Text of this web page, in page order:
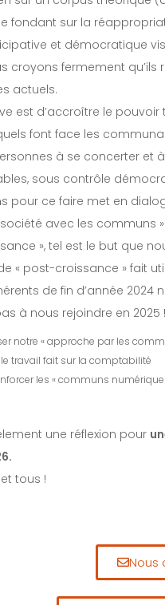
fondant sur la
et démocratique
croyons fermement
actuels.
est d’accroître le
font face les
à se concerter et
sous contrôle
pour ce faire met en
avec les communs
», tel est le but que
« post-croissance » fait
de fin d’année
à nous rejoindre en
notre « approche par les
travail fait sur la comptabilité
les « communs
une réflexion pour
tous !
Nous